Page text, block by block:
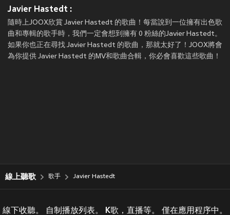
Javier Hastedt :
隨時上JOOX欣賞 Javier Hastedt 的歌曲！每當說到一位擁有出色歌
曲和專輯的歌手時，我們一定會想到擁有 0 粉絲的Javier Hastedt。
如果你也正在尋找 Javier Hastedt 的歌曲，那就太好了！JOOX將會
為你提供 Javier Hastedt 的MV和歌曲合輯，你必會喜歡這些歌曲！
線上聽歌 歌手 Javier Hastedt
線下收聽。 自制播放列表。 K歌，直播等。 僅在應用程序中。